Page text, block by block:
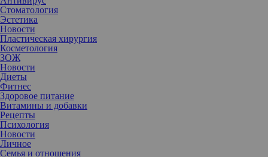
Стоматология
Эстетика
Новости
Пластическая хирургия
Косметология
ЗОЖ
Новости
Диеты
Фитнес
Здоровое питание
Витамины и добавки
Рецепты
Психология
Новости
Личное
Семья и отношения